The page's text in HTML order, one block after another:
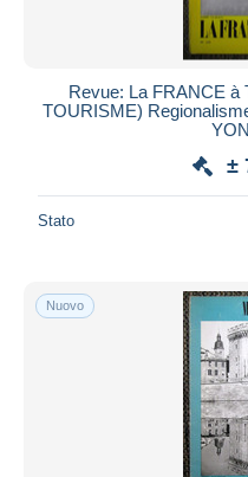
Revue: La FRANCE à
TOURISME)
±
Stato
Nuovo